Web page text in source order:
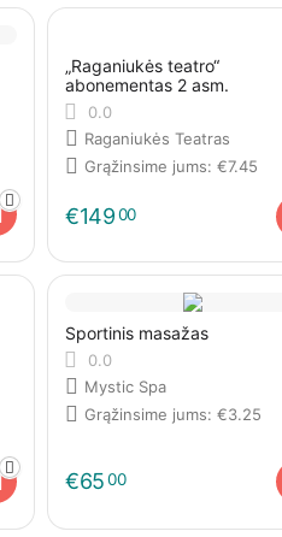
„Raganiukės teatro“
abonementas 2 asm.
0.0
Raganiukės Teatras
Grąžinsime jums: €7.45
€14900
Sportinis masažas
0.0
Mystic Spa
Grąžinsime jums: €3.25
€6500